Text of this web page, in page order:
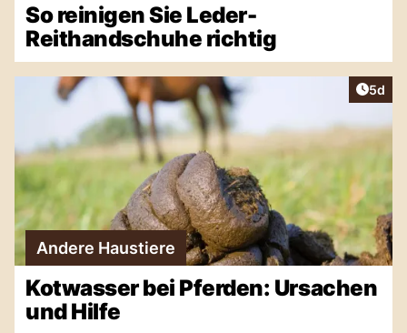
So reinigen Sie Leder-
Reithandschuhe richtig
5d
Andere Haustiere
Kotwasser bei Pferden: Ursachen
und Hilfe